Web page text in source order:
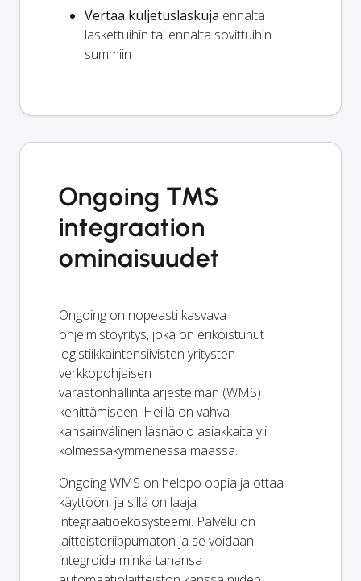
Vertaa kuljetuslaskuja ennalta
laskettuihin tai ennalta sovittuihin
summiin
Ongoing TMS
integraation
ominaisuudet
Ongoing on nopeasti kasvava
ohjelmistoyritys, joka on erikoistunut
logistiikkaintensiivisten yritysten
verkkopohjaisen
varastonhallintajärjestelmän (WMS)
kehittämiseen. Heillä on vahva
kansainvälinen läsnäolo asiakkaita yli
kolmessakymmenessä maassa.
Ongoing WMS on helppo oppia ja ottaa
käyttöön, ja sillä on laaja
integraatioekosysteemi. Palvelu on
laitteistoriippumaton ja se voidaan
integroida minkä tahansa